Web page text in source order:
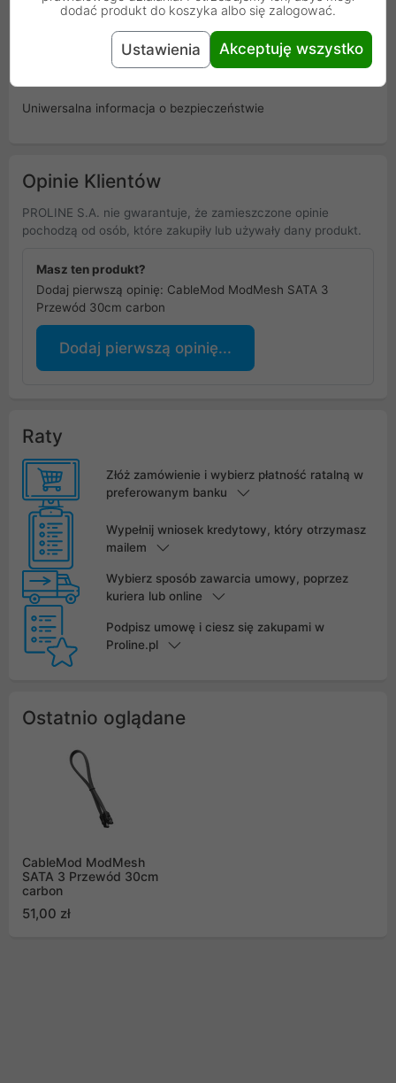
Gwarancja
12 miesięcy
Uniwersalna informacja o bezpieczeństwie
Opinie Klientów
PROLINE S.A. nie gwarantuje, że zamieszczone opinie
pochodzą od osób, które zakupiły lub używały dany produkt.
Masz ten produkt?
Dodaj pierwszą opinię: CableMod ModMesh SATA 3
Przewód 30cm carbon
Dodaj pierwszą opinię...
Raty
Złóż zamówienie i wybierz płatność ratalną w
preferowanym banku
Wypełnij wniosek kredytowy, który otrzymasz
mailem
Wybierz sposób zawarcia umowy, poprzez
kuriera lub online
Podpisz umowę i ciesz się zakupami w
Proline.pl
Ostatnio oglądane
CableMod ModMesh
SATA 3 Przewód 30cm
carbon
51,00 zł
dodać produkt do koszyka albo się zalogować.
Ustawienia Akceptuję wszystko